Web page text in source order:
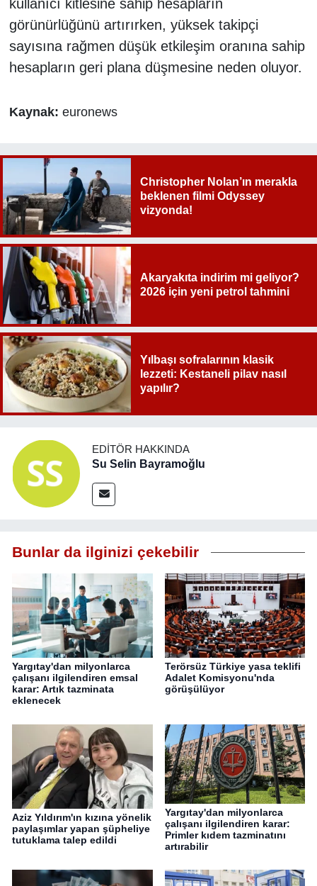
kullanıcı kitlesine sahip hesapların
görünürlüğünü artırırken, yüksek takipçi
sayısına rağmen düşük etkileşim oranına sahip
hesapların geri plana düşmesine neden oluyor.
Kaynak: euronews
Christopher Nolan’ın merakla
beklenen filmi Odyssey
vizyonda!
Akaryakıta indirim mi geliyor?
2026 için yeni petrol tahmini
Yılbaşı sofralarının klasik
lezzeti: Kestaneli pilav nasıl
yapılır?
EDITÖR HAKKINDA
Su Selin Bayramoğlu
Bunlar da ilginizi çekebilir
Yargıtay'dan milyonlarca
çalışanı ilgilendiren emsal
karar: Artık tazminata
eklenecek
Terörsüz Türkiye yasa teklifi
Adalet Komisyonu'nda
görüşülüyor
Aziz Yıldırım'ın kızına yönelik
paylaşımlar yapan şüpheliye
tutuklama talep edildi
Yargıtay'dan milyonlarca
çalışanı ilgilendiren karar:
Primler kıdem tazminatını
artırabilir